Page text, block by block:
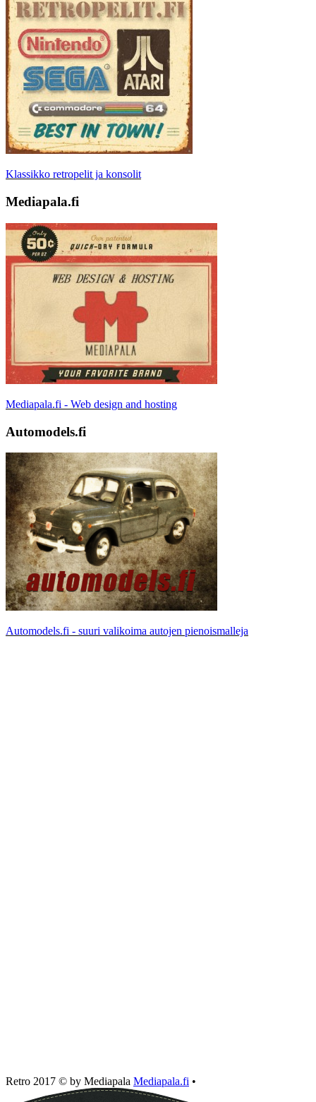
Klassikko retropelit ja konsolit
Mediapala.fi
Mediapala.fi - Web design and hosting
Automodels.fi
Automodels.fi - suuri valikoima autojen pienoismalleja
Retro 2017 © by Mediapala Mediapala.fi •